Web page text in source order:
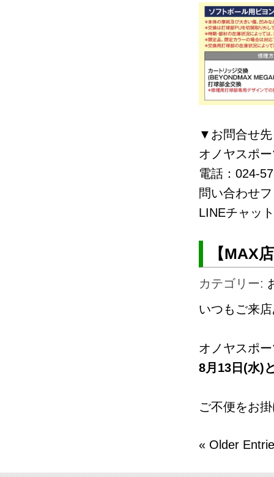
▼お問合せ
オノヤスポ
電話：024-
問い合わせ
LINEチャッ
【MAX
カテゴリー:
いつもご来
オノヤスポ
8月13日(水)
ご不便をお
« Older